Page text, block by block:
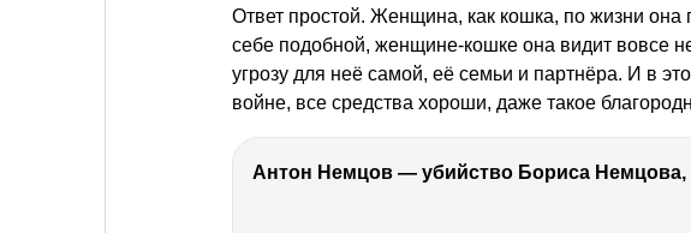
Ответ простой. Женщина, как кошка, по жизни она
себе подобной, женщине-кошке она видит вовсе
угрозу для неё самой, её семьи и партнёра. И в
войне, все средства хороши, даже такое